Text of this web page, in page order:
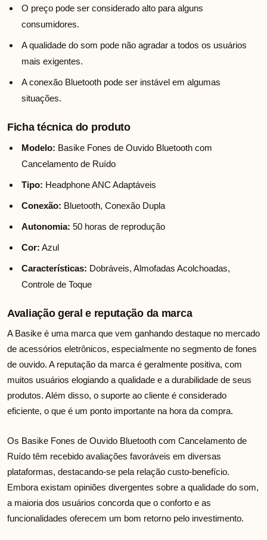
O preço pode ser considerado alto para alguns
consumidores.
A qualidade do som pode não agradar a todos os usuários
mais exigentes.
A conexão Bluetooth pode ser instável em algumas
situações.
Ficha técnica do produto
Modelo: Basike Fones de Ouvido Bluetooth com
Cancelamento de Ruído
Tipo: Headphone ANC Adaptáveis
Conexão: Bluetooth, Conexão Dupla
Autonomia: 50 horas de reprodução
Cor: Azul
Características: Dobráveis, Almofadas Acolchoadas,
Controle de Toque
Avaliação geral e reputação da marca
A Basike é uma marca que vem ganhando destaque no mercado
de acessórios eletrônicos, especialmente no segmento de fones
de ouvido. A reputação da marca é geralmente positiva, com
muitos usuários elogiando a qualidade e a durabilidade de seus
produtos. Além disso, o suporte ao cliente é considerado
eficiente, o que é um ponto importante na hora da compra.
Os Basike Fones de Ouvido Bluetooth com Cancelamento de
Ruído têm recebido avaliações favoráveis em diversas
plataformas, destacando-se pela relação custo-benefício.
Embora existam opiniões divergentes sobre a qualidade do som,
a maioria dos usuários concorda que o conforto e as
funcionalidades oferecem um bom retorno pelo investimento.